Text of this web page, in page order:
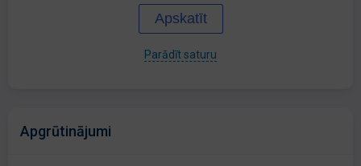
Apskatīt
Parādīt saturu
Apgrūtinājumi